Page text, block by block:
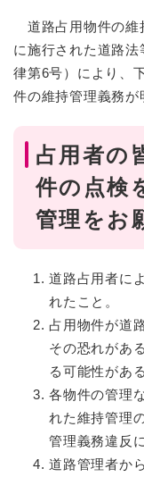
道路占用物件の維
に施行された道路
律第6号）により、
件の維持管理義務が
占用者の
件の点検
管理をお
道路占用者に
れたこと。
占用物件が道
その恐れがあ
る可能性があ
各物件の管理
れた維持管理
管理義務違反
道路管理者か